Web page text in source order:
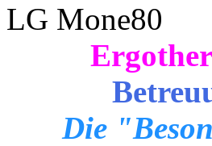
LG Mone80
Die